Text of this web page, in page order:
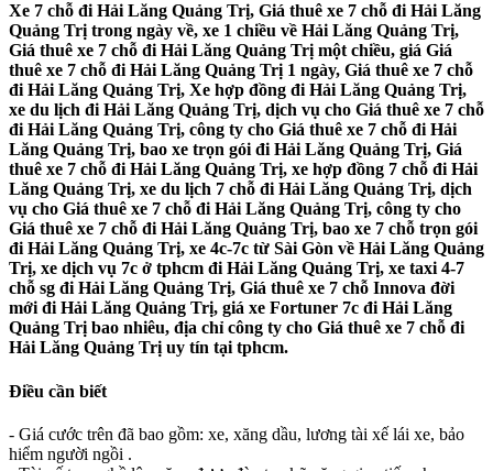
Xe 7 chỗ đi Hải Lăng Quảng Trị, Giá thuê xe 7 chỗ đi Hải Lăng
Quảng Trị trong ngày về, xe 1 chiều về Hải Lăng Quảng Trị,
Giá thuê xe 7 chỗ đi Hải Lăng Quảng Trị một chiều, giá Giá
thuê xe 7 chỗ đi Hải Lăng Quảng Trị 1 ngày, Giá thuê xe 7 chỗ
đi Hải Lăng Quảng Trị, Xe hợp đồng đi Hải Lăng Quảng Trị,
xe du lịch đi Hải Lăng Quảng Trị, dịch vụ cho Giá thuê xe 7 chỗ
đi Hải Lăng Quảng Trị, công ty cho Giá thuê xe 7 chỗ đi Hải
Lăng Quảng Trị, bao xe trọn gói đi Hải Lăng Quảng Trị, Giá
thuê xe 7 chỗ đi Hải Lăng Quảng Trị, xe hợp đồng 7 chỗ đi Hải
Lăng Quảng Trị, xe du lịch 7 chỗ đi Hải Lăng Quảng Trị, dịch
vụ cho Giá thuê xe 7 chỗ đi Hải Lăng Quảng Trị, công ty cho
Giá thuê xe 7 chỗ đi Hải Lăng Quảng Trị, bao xe 7 chỗ trọn gói
đi Hải Lăng Quảng Trị, xe 4c-7c từ Sài Gòn về Hải Lăng Quảng
Trị, xe dịch vụ 7c ở tphcm đi Hải Lăng Quảng Trị, xe taxi 4-7
chỗ sg đi Hải Lăng Quảng Trị, Giá thuê xe 7 chỗ Innova đời
mới đi Hải Lăng Quảng Trị, giá xe Fortuner 7c đi Hải Lăng
Quảng Trị bao nhiêu, địa chỉ công ty cho Giá thuê xe 7 chỗ đi
Hải Lăng Quảng Trị uy tín tại tphcm.
Điều cần biết
- Giá cước trên đã bao gồm: xe, xăng dầu, lương tài xế lái xe, bảo
hiểm người ngồi .